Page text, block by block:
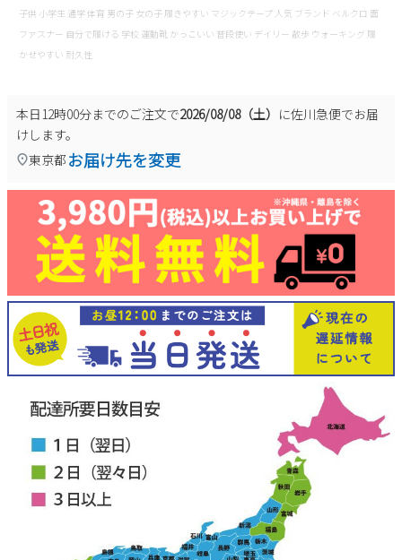
子供 小学生 通学 体育 男の子 女の子 履きやすい マジックテープ 人気 ブランド ベルクロ 面
ファスナー 自分で履ける 学校 運動靴 かっこいい 普段使い デイリー 散歩 ウォーキング 履
かせやすい 耐久性
本日12時00分までのご注文で2026/08/08（土） に佐川急便でお届
けします。
東京都 お届け先を変更